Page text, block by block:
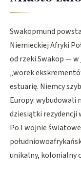
Swakopmund
Niemieckiej Afryki
od rzeki Swakop —
„worek
estuarię. Niemcy
Europy: wybudowali
dziesiątki rezydencji
Po I wojnie
unikalny, kolonialny